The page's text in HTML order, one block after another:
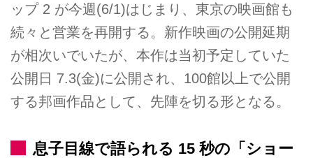
ップ 2 が今週(6/1)はじまり、東京の映画館も
続々と営業を再開する。新作映画の公開延期
が相次いでいたが、本作は当初予定していた
公開日 7.3(金)に公開され、100館以上で公開
する邦画作品として、先陣を切る形となる。
息子目線で語られる 15 秒の「ショー